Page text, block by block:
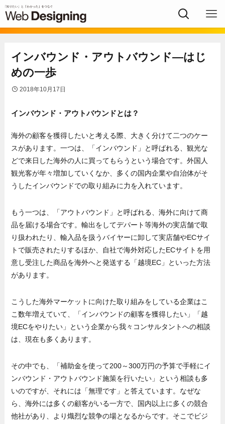
インバウンド・アウトバウンド―はじ
めの一歩
2018年10月17日
インバウンド・アウトバウンドとは？
海外の顧客を獲得したいと考える際、大きく分けて二つのケー
スがあります。一つは、「インバウンド」と呼ばれる、観光な
どで来日した海外の人に買ってもらうという場合です。外国人
観光客が年々増加していくなか、多くの国内企業や自治体がそ
うしたインバウンドでの取り組みに力を入れています。
もう一つは、「アウトバウンド」と呼ばれる、海外に向けて商
品を届ける場合です。輸出をしてデパート等海外の実店舗で取
り扱われたり、輸入品を扱うバイヤーに卸して実店舗やECサイ
トで販売されたりするほか、自社で海外対応したECサイトを用
意し受注した商品を海外へと発送する「越境EC」といった方法
があります。
こうした海外マーケットに向けた取り組みをしている企業はこ
こ数年増えていて、「インバウンドの顧客を獲得したい」「越
境ECをやりたい」という企業から我々コンサルタントへの相談
は、現在も多くあります。
その中でも、「補助金を使って200～300万円の予算で手軽にイ
ンバウンド・アウトバウンド施策を行いたい」という相談も多
いのですが、それには「無理です」と答えています。なぜな
ら、海外には多くの顧客がいる一方で、国内以上に多くの競合
他社があり、より熾烈な競争の場となるからです。そこでビジ